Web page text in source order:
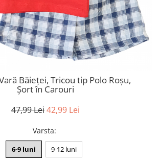
Băieței, Tricou tip Polo Roșu,
Șort în Carouri
47,99 Lei42,99 Lei
Varsta:
6-9 luni 9-12 luni